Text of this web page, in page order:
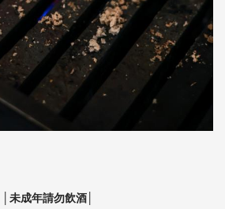
│未成年請勿飲酒│